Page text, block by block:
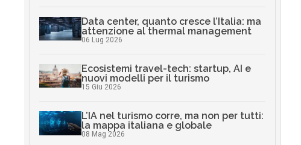
Data center, quanto cresce l’Italia: ma
attenzione al thermal management
06 Lug 2026
Ecosistemi travel-tech: startup, AI e
nuovi modelli per il turismo
15 Giu 2026
L’IA nel turismo corre, ma non per tutti:
la mappa italiana e globale
08 Mag 2026